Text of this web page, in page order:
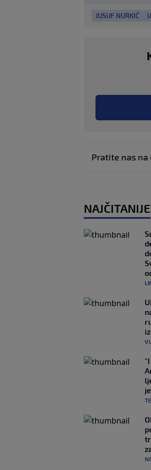
JUSUF NURKIĆ
Pratite nas
NAJČITANIJE